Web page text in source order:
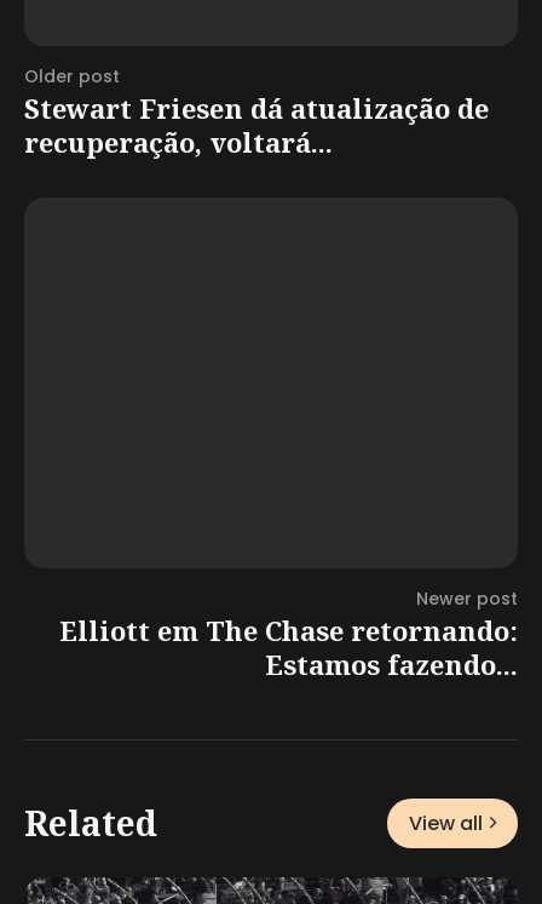
Older post
Stewart Friesen dá atualização de
recuperação, voltará...
Newer post
Elliott em The Chase retornando:
Estamos fazendo...
Related View all